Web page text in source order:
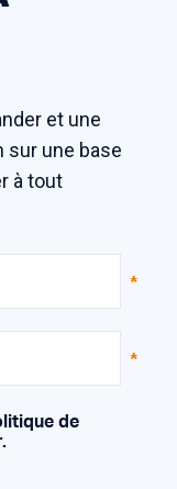
et une
sur une base
à tout
de